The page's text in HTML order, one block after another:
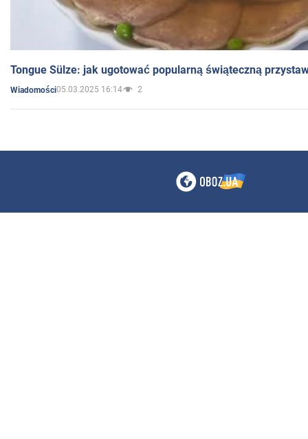
Tongue Sülze: jak ugotować popularną świąteczną
Wiadomości05.03.2025 16:14 2